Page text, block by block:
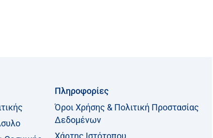
Πληροφορίες
Όροι Χρήσης & Πολιτική Προστασίας
Δεδομένων
Χάρτης Ιστότοπου